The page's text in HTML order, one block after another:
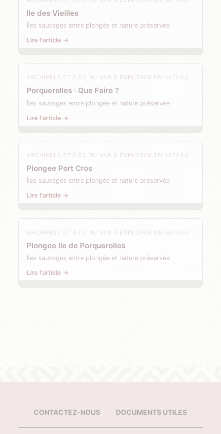
Ile des Vieilles
Îles sauvages entre plongée et nature préservée
Lire l'article →
ARCHIPELS ET ÎLES DU VAR À EXPLORER EN BATEAU
Porquerolles : Que Faire ?
Îles sauvages entre plongée et nature préservée
Lire l'article →
ARCHIPELS ET ÎLES DU VAR À EXPLORER EN BATEAU
Plongee Port Cros
Îles sauvages entre plongée et nature préservée
Lire l'article →
ARCHIPELS ET ÎLES DU VAR À EXPLORER EN BATEAU
Plongee Ile de Porquerolles
Îles sauvages entre plongée et nature préservée
Lire l'article →
CONTACTEZ-NOUS DOCUMENTS UTILES